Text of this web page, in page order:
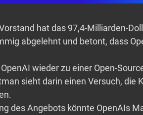
hat das 97,4-Milliarden-
abgelehnt und betont, dass
wieder zu einer Open-
sieht darin einen Versuch, die
des Angebots könnte OpenAIs